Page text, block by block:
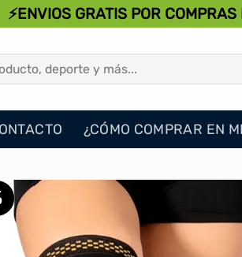
⚡ENVIOS GRATIS POR
¿CÓMO COMPRAR EN